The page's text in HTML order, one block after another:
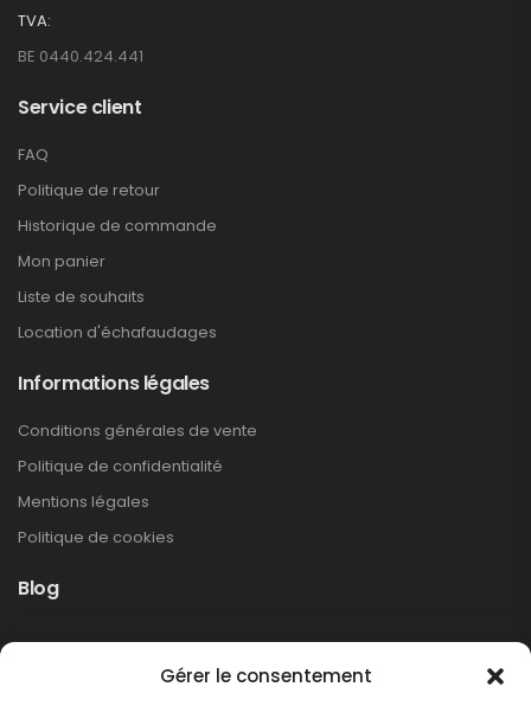
Gérer le consentement
TVA:
BE 0440.424.441
Service client
FAQ
Politique de retour
Historique de commande
Mon panier
Liste de souhaits
Location d'échafaudages
Informations légales
Conditions générales de vente
Politique de confidentialité
Mentions légales
Politique de cookies
Blog